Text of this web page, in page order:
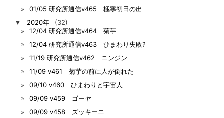
01/05 研究所通信v465 極寒初日の出
▼
2020年
(32)
12/04 研究所通信v464 菊芋
12/04 研究所通信v463 ひまわり失敗?
11/19 研究所通信v462 ニンジン
11/09 v461 菊芋の前に人が倒れた
09/10 v460 ひまわりと宇宙人
09/09 v459 ゴーヤ
09/09 v458 ズッキーニ